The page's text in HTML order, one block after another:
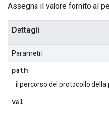
Assegna il valore fornito al
Dettagli
Parametri
path
il percorso del protocollo
val